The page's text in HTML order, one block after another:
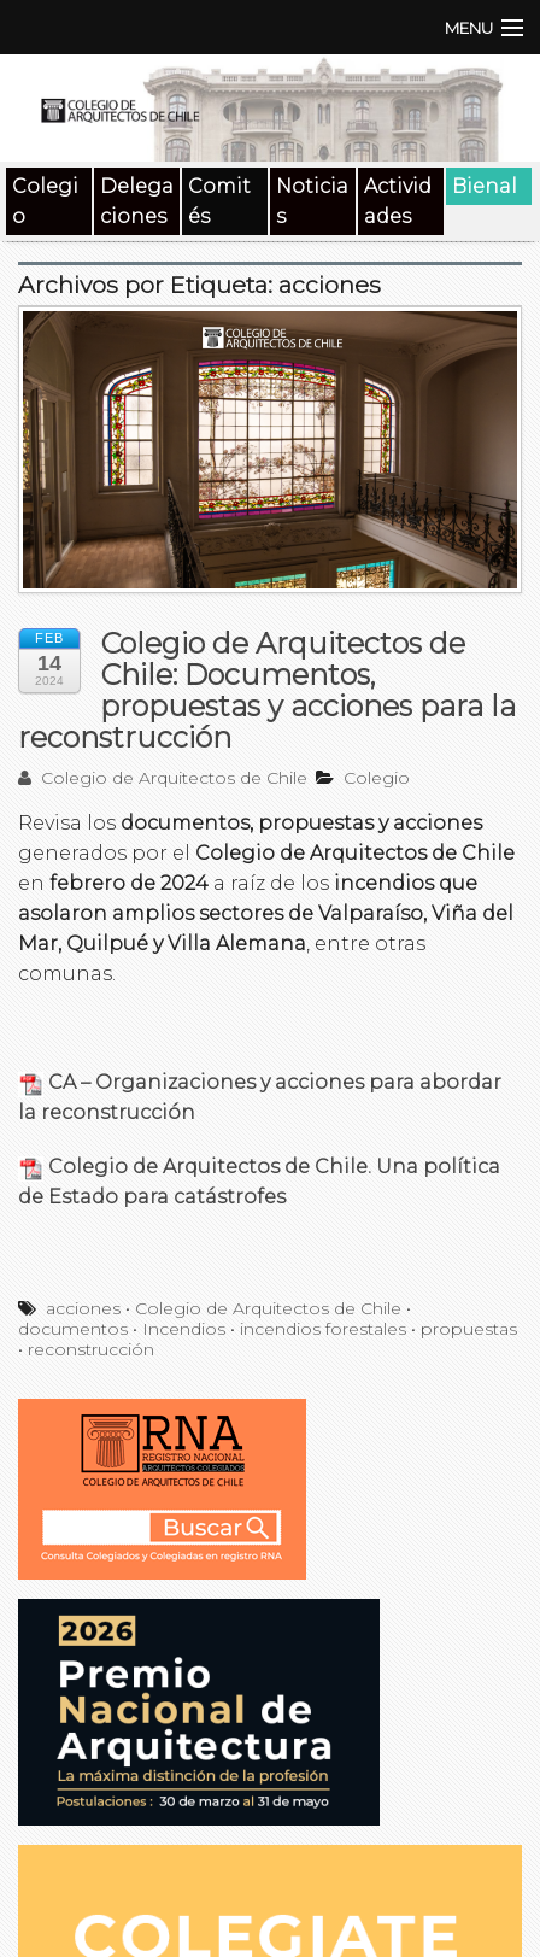
MENU
Documentos
SAT
Beneficios
Medios
Contacto
Buscar:
Colegi
o
Delega
ciones
Comit
és
Noticia
s
Activid
ades
Bienal
Archivos por Etiqueta: acciones
FEB
14
2024
Colegio de Arquitectos de
Chile: Documentos,
propuestas y acciones para la
reconstrucción
Colegio de Arquitectos de Chile Colegio
Revisa los documentos, propuestas y acciones
generados por el Colegio de Arquitectos de Chile
en febrero de 2024 a raíz de los incendios que
asolaron amplios sectores de Valparaíso, Viña del
Mar, Quilpué y Villa Alemana, entre otras
comunas.
CA – Organizaciones y acciones para abordar
la reconstrucción
Colegio de Arquitectos de Chile. Una política
de Estado para catástrofes
acciones • Colegio de Arquitectos de Chile •
documentos • Incendios • incendios forestales • propuestas
• reconstrucción